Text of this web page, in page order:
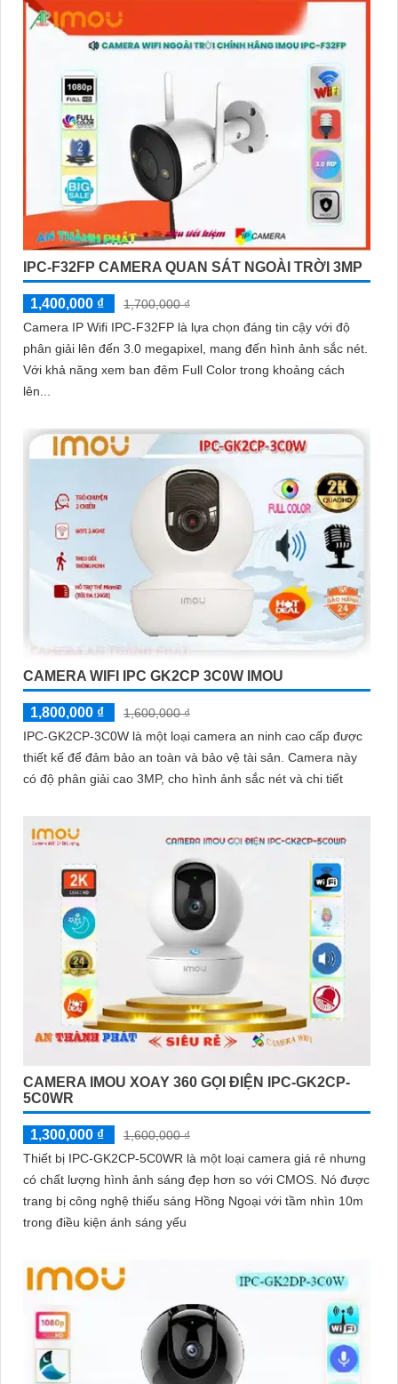
IPC-F32FP CAMERA QUAN SÁT NGOÀI TRỜI 3MP
1,400,000 ₫
1,700,000 ₫
Camera IP Wifi IPC-F32FP là lựa chọn đáng tin cậy với độ
phân giải lên đến 3.0 megapixel, mang đến hình ảnh sắc nét.
Với khả năng xem ban đêm Full Color trong khoảng cách
lên...
CAMERA WIFI IPC GK2CP 3C0W IMOU
1,800,000 ₫
1,600,000 ₫
IPC-GK2CP-3C0W là một loại camera an ninh cao cấp được
thiết kế để đảm bảo an toàn và bảo vệ tài sản. Camera này
có độ phân giải cao 3MP, cho hình ảnh sắc nét và chi tiết
CAMERA IMOU XOAY 360 GỌI ĐIỆN IPC-GK2CP-
5C0WR
1,300,000 ₫
1,600,000 ₫
Thiết bị IPC-GK2CP-5C0WR là một loại camera giá rẻ nhưng
có chất lượng hình ảnh sáng đẹp hơn so với CMOS. Nó được
trang bị công nghệ thiếu sáng Hồng Ngoại với tầm nhìn 10m
trong điều kiện ánh sáng yếu